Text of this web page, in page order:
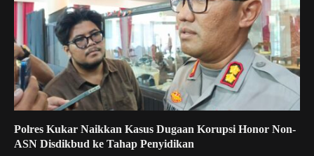
Polres Kukar Naikkan Kasus Dugaan Korupsi Honor Non-
ASN Disdikbud ke Tahap Penyidikan